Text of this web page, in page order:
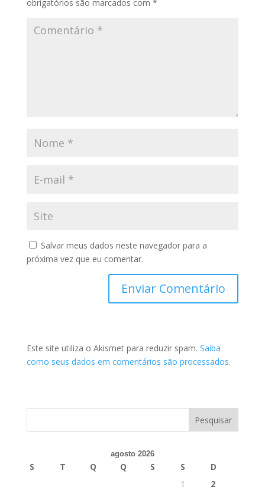
obrigatórios são marcados com *
Salvar meus dados neste navegador para a
próxima vez que eu comentar.
Este site utiliza o Akismet para reduzir spam. Saiba
como seus dados em comentários são processados.
agosto 2026
S T Q Q S S
D
1
2